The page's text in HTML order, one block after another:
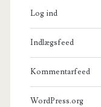
Log ind
Indlægsfeed
Kommentarfeed
WordPress.org